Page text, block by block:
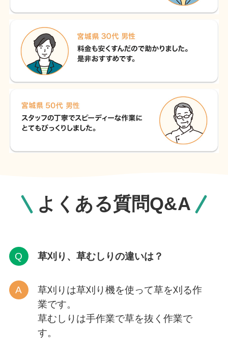
よくある質問Q&A
草刈り、草むしりの違いは？
草刈りは草刈り機を使って草を刈る作
業です。
草むしりは手作業で草を抜く作業で
す。